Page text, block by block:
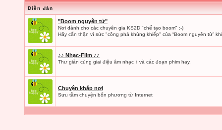
Diễn đàn
"Boom nguyên tử"
Nơi dành cho các chuyên gia KS2D "chế tạo boom" :-)
Hãy cẩn thận vì sức "công phá khủng khiếp" của “Boom nguyên tử”
♪♪ Nhạc-Film ♪♪
Thư giản cùng giai điệu âm nhạc ♪ và các đoạn phim hay.
Chuyện khắp nơi
Sưu tầm chuyện bốn phương từ Internet